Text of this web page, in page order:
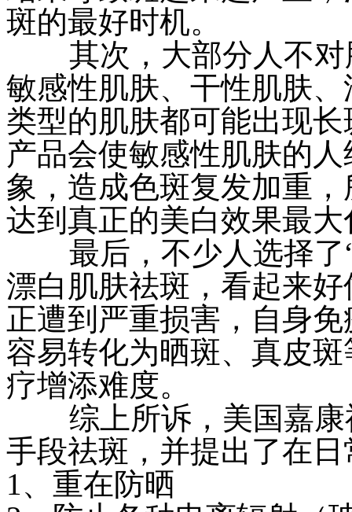
斑的最好时机。
其次，大部分人不对
敏感性肌肤、干性肌肤
类型的肌肤都可能出现
产品会使敏感性肌肤的
象，造成色斑复发加重
达到真正的美白效果最大
最后，不少人选择了“
漂白肌肤祛斑，看起来
正遭到严重损害，自身
容易转化为晒斑、真皮
疗增添难度。
综上所诉，美国嘉康
手段祛斑，并提出了在
1、重在防晒